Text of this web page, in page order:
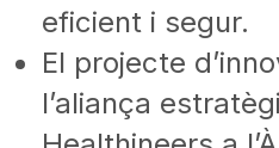
eficient i segur.
El projecte
l’aliança